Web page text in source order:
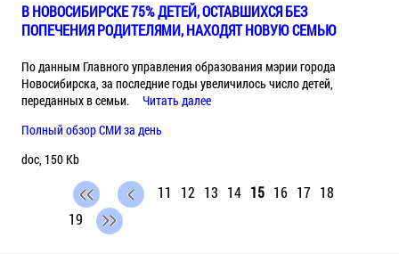
В НОВОСИБИРСКЕ 75% ДЕТЕЙ, ОСТАВШИХСЯ БЕЗ
ПОПЕЧЕНИЯ РОДИТЕЛЯМИ, НАХОДЯТ НОВУЮ СЕМЬЮ
По данным Главного управления образования мэрии города
Новосибирска, за последние годы увеличилось число детей,
переданных в семьи.
Читать далее
Полный обзор СМИ за день
doc, 150 Kb
11 12 13 14 15 16 17 18
19